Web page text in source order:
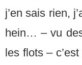
j’en sais rien,
hein… – vu
les flots –